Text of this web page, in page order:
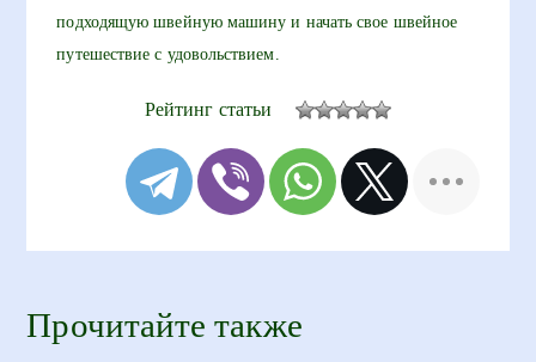
подходящую швейную машину и начать свое швейное
путешествие с удовольствием.
Рейтинг статьи
Прочитайте также